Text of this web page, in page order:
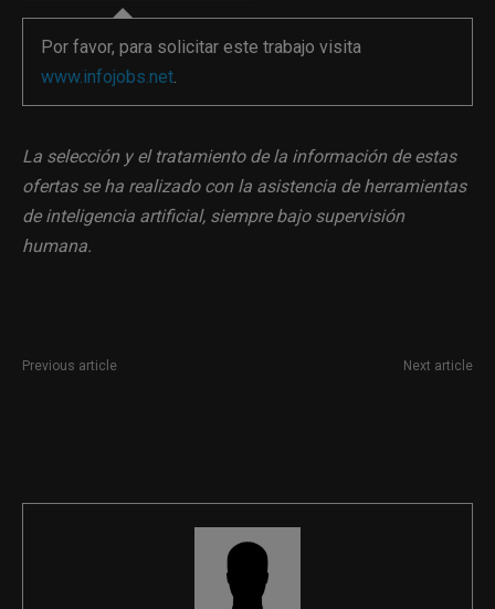
Por favor, para solicitar este trabajo visita
www.infojobs.net.
La selección y el tratamiento de la información de estas
ofertas se ha realizado con la asistencia de herramientas
de inteligencia artificial, siempre bajo supervisión
humana.
Previous article Next article